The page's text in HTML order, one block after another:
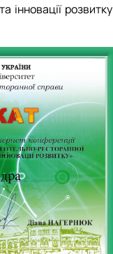
інновації